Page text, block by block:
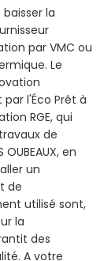
la
par VMC ou
Le
l'Éco Prêt à
RGE, qui
de
en
un
de
utilisé sont,
la
des
A votre